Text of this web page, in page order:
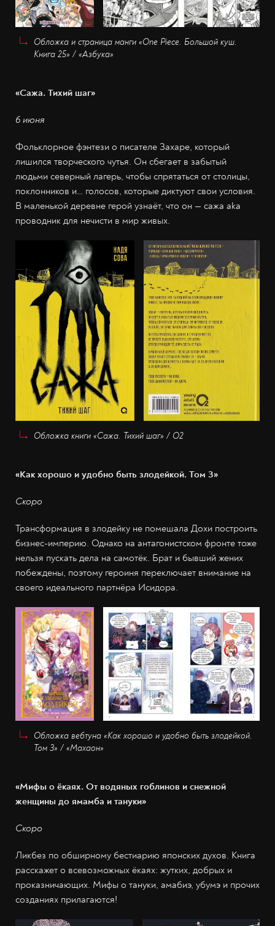
Обложка и страница манги «One Piece. Большой куш.
Книга 25» / «Азбука»
«Сажа. Тихий шаг»
6 июня
Фольклорное фэнтези о писателе Захаре, который
лишился творческого чутья. Он сбегает в забытый
людьми северный лагерь, чтобы спрятаться от столицы,
поклонников и… голосов, которые диктуют свои условия.
В маленькой деревне герой узнаёт, что он — сажа aka
проводник для нечисти в мир живых.
Обложка книги «Сажа. Тихий шаг» / О2
«Как хорошо и удобно быть злодейкой. Том 3»
Скоро
Трансформация в злодейку не помешала Дохи построить
бизнес-империю. Однако на антагонистском фронте тоже
нельзя пускать дела на самотёк. Брат и бывший жених
побеждены, поэтому героиня переключает внимание на
своего идеального партнёра Исидора.
Обложка вебтуна «Как хорошо и удобно быть злодейкой.
Том 3» / «Махаон»
«Мифы о ёкаях. От водяных гоблинов и снежной
женщины до ямамба и тануки»
Скоро
Ликбез по обширному бестиарию японских духов. Книга
расскажет о всевозможных ёкаях: жутких, добрых и
проказничающих. Мифы о тануки, амабиэ, убумэ и прочих
созданиях прилагаются!